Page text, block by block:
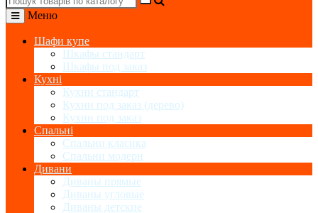
Меню
Шафи купе
Шкафы стандарт
Шкафы под заказ
Кухні
Кухни стандарт
Кухни под заказ (дерево)
Кухни под заказ
Спальні
Спальни класика
Спальни модерн
Дивани
Диваны прямые
Диваны угловые
Диваны детские